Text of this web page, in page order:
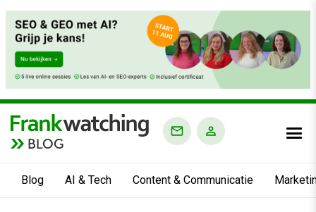
BLOG
Blog AI & Tech Content & Communicatie